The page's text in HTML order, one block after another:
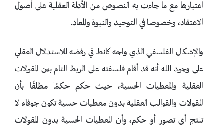
اعتبارها مع ما جاءت به النصوص من الأدلة العقلية على أصول
الاعتقاد، وخصوصا في التوحيد والنبوة والمعاد.
والإشكال الفلسفي الذي واجه كانط في رفضه للاستدلال العقلي
على وجود الله أنه قد أقام فلسفته على الربط التام بين المقولات
العقلية والمعطيات الحسية، حيث حكم حكمًا مطلقًا بأن
المقولات والقوالب العقلية بدون معطيات حسية تكون جوفاء لا
تنتج أي تصور أو حكم، وأن المعطيات الحسية بدون المقولات